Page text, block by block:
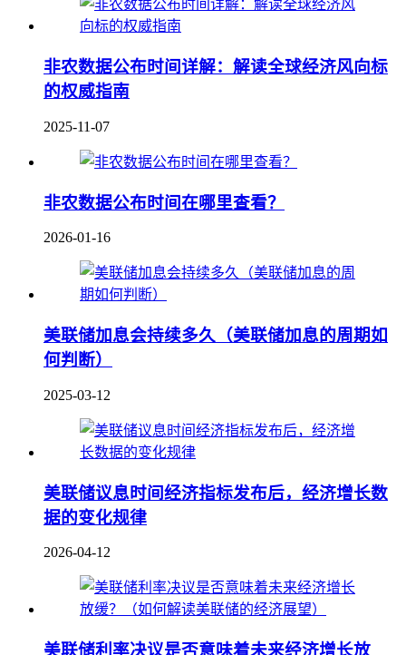
非农数据公布时间详解：解读全球经济风向标
的权威指南
2025-11-07
非农数据公布时间在哪里查看？
2026-01-16
美联储加息会持续多久（美联储加息的周期如
何判断）
2025-03-12
美联储议息时间经济指标发布后，经济增长数
据的变化规律
2026-04-12
美联储利率决议是否意味着未来经济增长放